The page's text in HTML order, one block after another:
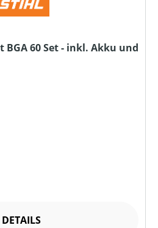
60 Set - inkl. Akku und
DETAILS